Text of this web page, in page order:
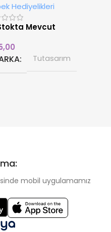
Hediyelikleri
Mevcut
Tutasarım
mobil uygulamamız